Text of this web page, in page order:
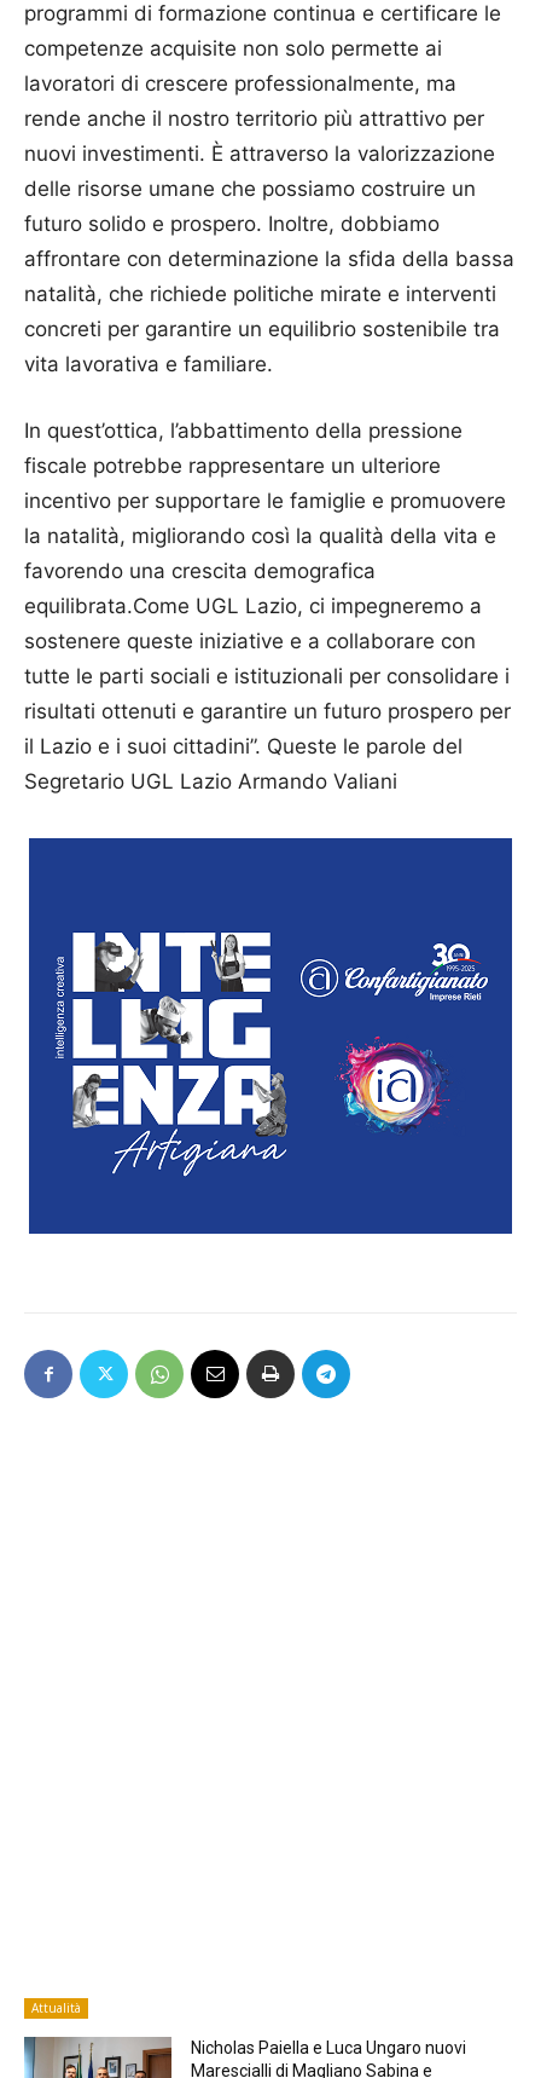
programmi di formazione continua e certificare le
competenze acquisite non solo permette ai
lavoratori di crescere professionalmente, ma
rende anche il nostro territorio più attrattivo per
nuovi investimenti. È attraverso la valorizzazione
delle risorse umane che possiamo costruire un
futuro solido e prospero. Inoltre, dobbiamo
affrontare con determinazione la sfida della bassa
natalità, che richiede politiche mirate e interventi
concreti per garantire un equilibrio sostenibile tra
vita lavorativa e familiare.
In quest’ottica, l’abbattimento della pressione
fiscale potrebbe rappresentare un ulteriore
incentivo per supportare le famiglie e promuovere
la natalità, migliorando così la qualità della vita e
favorendo una crescita demografica
equilibrata.Come UGL Lazio, ci impegneremo a
sostenere queste iniziative e a collaborare con
tutte le parti sociali e istituzionali per consolidare i
risultati ottenuti e garantire un futuro prospero per
il Lazio e i suoi cittadini”. Queste le parole del
Segretario UGL Lazio Armando Valiani
Attualità
Nicholas Paiella e Luca Ungaro nuovi
Marescialli di Magliano Sabina e